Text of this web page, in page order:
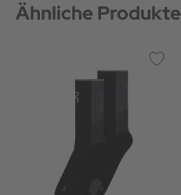
Ähnliche Produkte